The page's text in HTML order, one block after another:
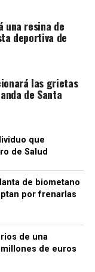
una resina de
deportiva de
las grietas
de Santa
que
de Salud
de biometano
por frenarlas
de una
de euros